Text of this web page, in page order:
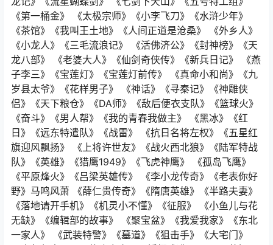
《第一桶金》 《太极宗师》《小李飞刀》《水浒少年》
《茶馆》《我叫王土地》《人间正道是沧桑》 《外乡人》
《小龙人》《三毛流浪记》 《活佛济公》《封神榜》《天
龙八部》 《老婆大人》《仙剑奇侠传》《新兵日记》 《燕
子李三》《宝莲灯》《宝莲灯前传》 《真命小和尚》《九
岁县太爷》《花样男子》 《神话》《寻秦记》《神雕侠
侣》《天下粮仓》《DA师》《敌后便衣支队》《篮球火》
《奋斗》《男人帮》《我的青春我做主》 《黑冰》《红
日》《远东特遣队》《战雷》 《抗日名将左权》《五星红
旗迎风飘扬》 《上将许世友》《战火西北狼》《陆军特战
队》《英雄》《猎鹰1949》《飞虎神鹰》 《孤岛飞鹰》
《平原烽火》《吕梁英雄传》 《李小龙传奇》《老表你好
野》马鸣风萧 《薛仁贵传奇》《隋唐英雄》《半路夫妻》
《落地请开手机》《机灵小不懂》《征服》 《小鱼儿与花
无缺》《编辑部的故事》 《聚宝盆》《我爱我家》《东北
一家人》 《武装特警》《墓道》《狙击手》《大宅门》